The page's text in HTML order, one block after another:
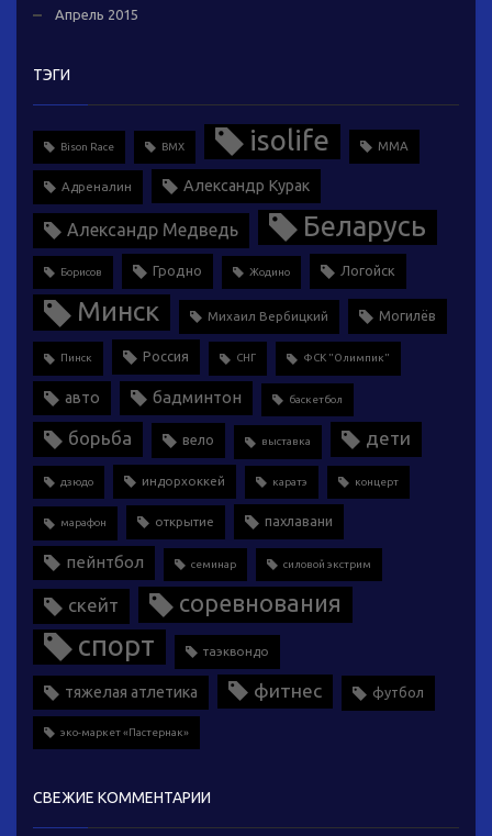
Апрель 2015
ТЭГИ
Bison Race BMX isolife MMA
Адреналин Александр Курак
Александр Медведь Беларусь
Борисов Гродно Жодино Логойск
Минск Михаил Вербицкий Могилёв
Пинск Россия СНГ ФСК "Олимпик"
авто бадминтон баскетбол
борьба вело выставка дети
дзюдо индорхоккей каратэ концерт
марафон открытие пахлавани
пейнтбол семинар силовой экстрим
скейт соревнования
спорт таэквондо
тяжелая атлетика фитнес футбол
эко-маркет «Пастернак»
СВЕЖИЕ КОММЕНТАРИИ